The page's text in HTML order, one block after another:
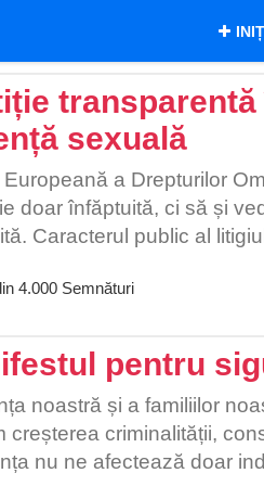
transparentă
sexuală
a Drepturilor
doar înfăptuită, ci să și
Caracterul public al
prin care încrederea
strictă interpretare și
două aspecte: caracterul
publică a hotărârilor
publică, aceasta se
ci și la motivele care au
4.000Semnături
pentru
noastră și a familiilor
creșterea criminalității,
nu ne afectează doar